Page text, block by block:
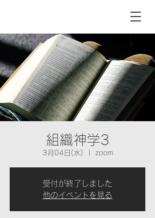
組織神学3
3月04日(水) zoom
受付が終了しました
他のイベントを見る